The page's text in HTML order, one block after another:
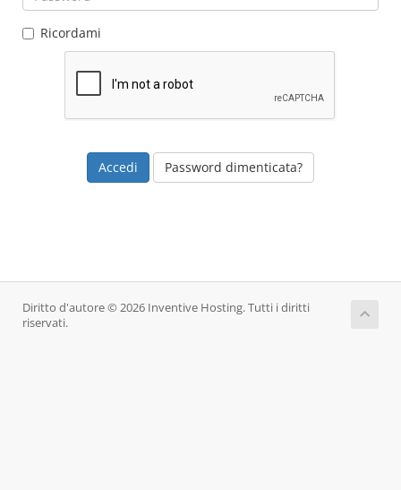
Ricordami
Password dimenticata?
Diritto d'autore © 2026 Inventive Hosting. Tutti i diritti
riservati.